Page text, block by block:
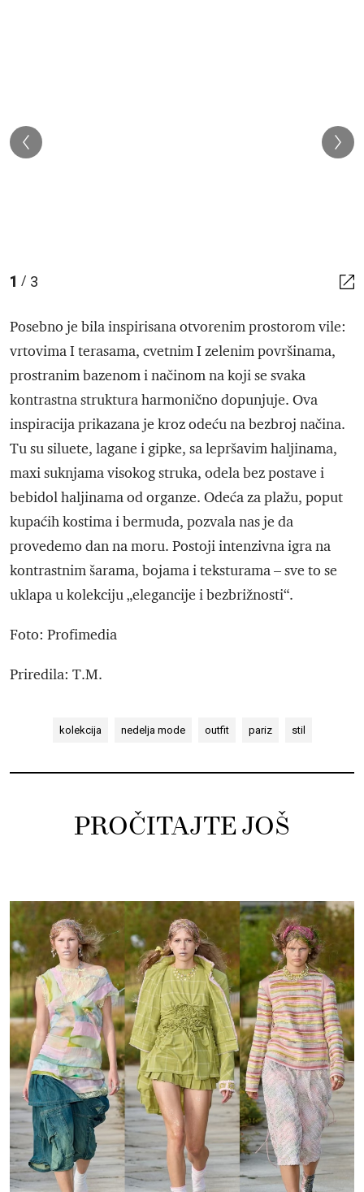
1 / 3
Posebno je bila inspirisana otvorenim prostorom vile:
vrtovima I terasama, cvetnim I zelenim površinama,
prostranim bazenom i načinom na koji se svaka
kontrastna struktura harmonično dopunjuje. Ova
inspiracija prikazana je kroz odeću na bezbroj načina.
Tu su siluete, lagane i gipke, sa lepršavim haljinama,
maxi suknjama visokog struka, odela bez postave i
bebidol haljinama od organze. Odeća za plažu, poput
kupaćih kostima i bermuda, pozvala nas je da
provedemo dan na moru. Postoji intenzivna igra na
kontrastnim šarama, bojama i teksturama – sve to se
uklapa u kolekciju „elegancije i bezbrižnosti“.
Foto: Profimedia
Priredila: T.M.
kolekcija nedelja mode outfit pariz stil
PROČITAJTE JOŠ